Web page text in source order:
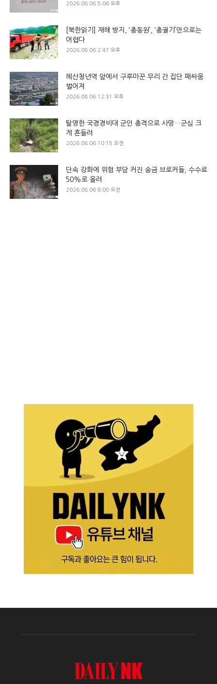
2026.08.06 5:06 오후
[북한읽기] 재해 방지, ‘총동원’, ‘총궐기’만으로는
어렵다
2026.08.06 2:47 오후
혜산청년역 앞에서 구루마꾼 무리 간 집단 패싸움
벌어져
2026.08.06 12:31 오후
탈영한 국경경비대 군인 총격으로 사망…군심 크
게 흔들려
2026.08.06 10:15 오전
단속 강화에 위험 부담 커진 송금 브로커들, 수수료
50%로 올려
2026.08.06 8:00 오전